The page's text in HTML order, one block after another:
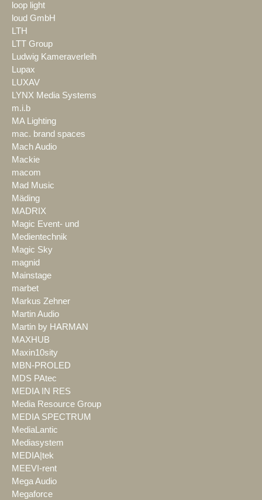
loop light
loud GmbH
LTH
LTT Group
Ludwig Kameraverleih
Lupax
LUXAV
LYNX Media Systems
m.i.b
MA Lighting
mac. brand spaces
Mach Audio
Mackie
macom
Mad Music
Mäding
MADRIX
Magic Event- und
Medientechnik
Magic Sky
magnid
Mainstage
marbet
Markus Zehner
Martin Audio
Martin by HARMAN
MAXHUB
Maxin10sity
MBN-PROLED
MDS PAtec
MEDIA IN RES
Media Resource Group
MEDIA SPECTRUM
MediaLantic
Mediasystem
MEDIA|tek
MEEVI-rent
Mega Audio
Megaforce